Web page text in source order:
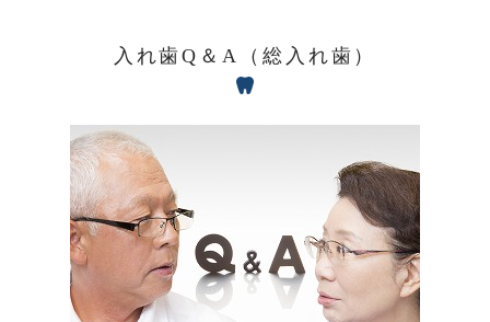
入れ歯Q＆A（総入れ歯）